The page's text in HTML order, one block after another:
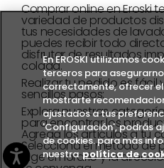
Comprar online en Eroski
variedad de productos
tus necesidades de
puedes recibir todo
disfrutar de resultados
colada.
Realizar tu pedido es fácil
sencillos pasos:
Explora nuestras
para encontrar los
Agrega los artículos a tu
Selecciona el método de
Elige el horario y la
En EROSKI utilizamos
terceros para
correctamente, ofrecer
mostrarte
ajustados a tus
'Configuración', podrás
de cookies. para más
nuestra política de